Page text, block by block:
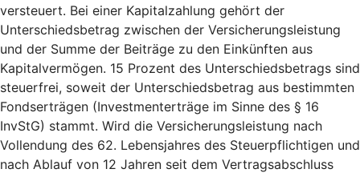
versteuert. Bei einer Kapitalzahlung gehört der
Unterschiedsbetrag zwischen der Versicherungsleistung
und der Summe der Beiträge zu den Einkünften aus
Kapitalvermögen. 15 Prozent des Unterschiedsbetrags sind
steuerfrei, soweit der Unterschiedsbetrag aus bestimmten
Fondserträgen (Investmenterträge im Sinne des § 16
InvStG) stammt. Wird die Versicherungsleistung nach
Vollendung des 62. Lebensjahres des Steuerpflichtigen und
nach Ablauf von 12 Jahren seit dem Vertragsabschluss